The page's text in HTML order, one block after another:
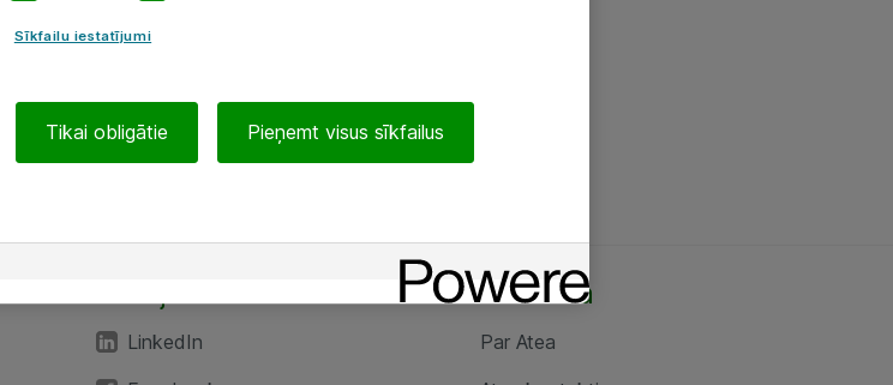
LinkedIn
Par Atea
Par Atea
Sīkfailu iestatījumi
Tikai obligātie Pieņemt visus sīkfailus